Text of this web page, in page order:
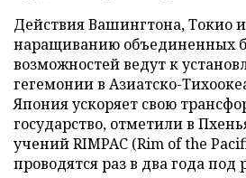
Действия Вашингтона, Токио
наращиванию объединенных
возможностей ведут к
гегемонии в Азиатско-
Япония ускоряет свою
государство, отметили в
учений RIMPAC (Rim of the
проводятся раз в два года